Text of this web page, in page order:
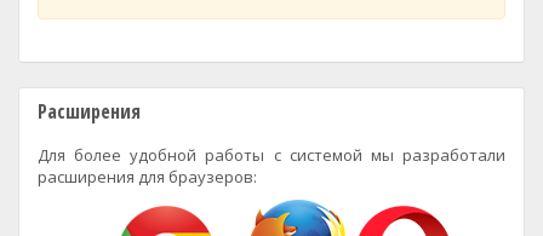
Расширения
Для более удобной работы с системой мы разработали
расширения для браузеров: